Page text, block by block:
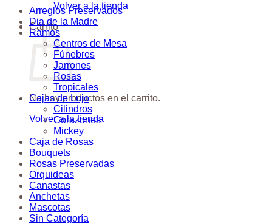
Volver a la tienda
Carrito
No hay productos en el carrito.
Volver a la tienda
Arreglos Preservados
Dia de la Madre
Ramos
Centros de Mesa
Fúnebres
Jarrones
Rosas
Tropicales
Cajas de Lujo
Cilindros
Corazones
Mickey
Caja de Rosas
Bouquets
Rosas Preservadas
Orquideas
Canastas
Anchetas
Mascotas
Sin Categoría